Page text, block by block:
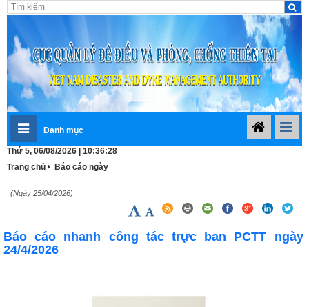
Danh mục
Thứ 5, 06/08/2026 | 10:36:28
Trang chủ
Báo cáo ngày
(Ngày 25/04/2026)
Báo cáo nhanh công tác trực ban PCTT ngày
24/4/2026